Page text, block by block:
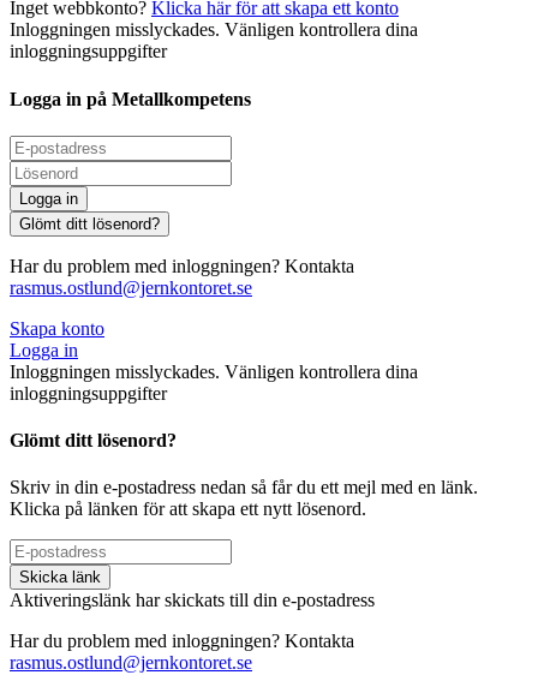
Inget webbkonto? Klicka här för att skapa ett konto
Inloggningen misslyckades. Vänligen kontrollera dina
inloggningsuppgifter
Logga in på Metallkompetens
Logga in
Glömt ditt lösenord?
Har du problem med inloggningen? Kontakta
rasmus.ostlund@jernkontoret.se
Skapa konto
Logga in
Inloggningen misslyckades. Vänligen kontrollera dina
inloggningsuppgifter
Glömt ditt lösenord?
Skriv in din e-postadress nedan så får du ett mejl med en länk.
Klicka på länken för att skapa ett nytt lösenord.
Skicka länk
Aktiveringslänk har skickats till din e-postadress
Har du problem med inloggningen? Kontakta
rasmus.ostlund@jernkontoret.se